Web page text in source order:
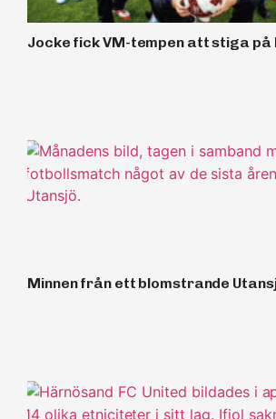
Jocke fick VM-tempen att stiga på
Minnen från ett blomstrande